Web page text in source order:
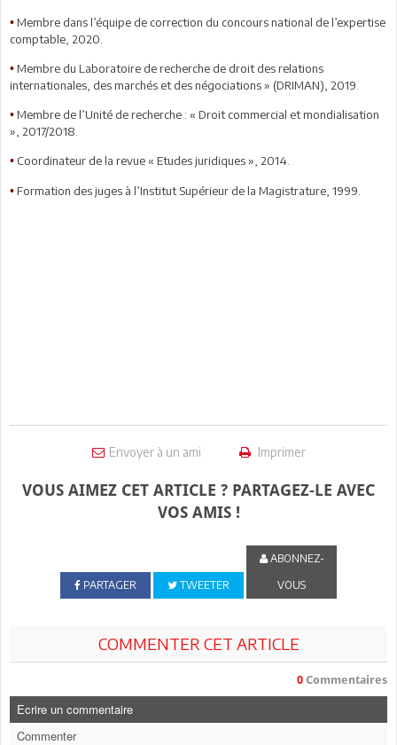
• Membre dans l’équipe de correction du concours national de l’expertise
comptable, 2020.
• Membre du Laboratoire de recherche de droit des relations
internationales, des marchés et des négociations » (DRIMAN), 2019.
• Membre de l’Unité de recherche : « Droit commercial et mondialisation
», 2017/2018.
• Coordinateur de la revue « Etudes juridiques », 2014.
• Formation des juges à l’Institut Supérieur de la Magistrature, 1999.
Envoyer à un ami Imprimer
VOUS AIMEZ CET ARTICLE ? PARTAGEZ-LE AVEC
VOS AMIS !
PARTAGER TWEETER
ABONNEZ-
VOUS
COMMENTER CET ARTICLE
0 Commentaires
Ecrire un commentaire
Commenter